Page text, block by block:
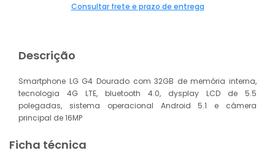
Consultar frete e prazo de entrega
Descrição
Smartphone LG G4 Dourado com 32GB de memória interna,
tecnologia 4G LTE, bluetooth 4.0, dysplay LCD de 5.5
polegadas, sistema operacional Android 5.1 e câmera
principal de 16MP
Ficha técnica